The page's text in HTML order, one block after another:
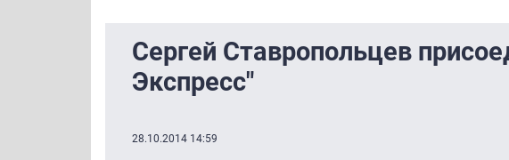
Сергей Ставропольцев
Экспресс"
28.10.2014 14:59